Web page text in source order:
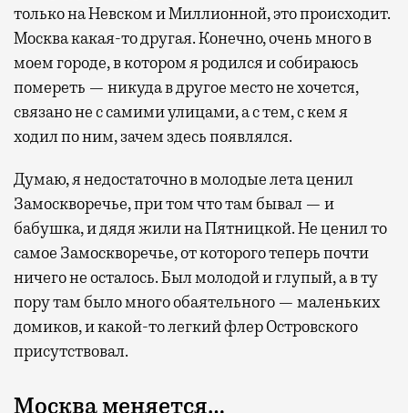
только на Невском и Миллионной, это происходит.
Москва какая-то другая. Конечно, очень много в
моем городе, в котором я родился и собираюсь
помереть — никуда в другое место не хочется,
связано не с самими улицами, а с тем, с кем я
ходил по ним, зачем здесь появлялся.
Думаю, я недостаточно в молодые лета ценил
Замоскворечье, при том что там бывал — и
бабушка, и дядя жили на Пятницкой. Не ценил то
самое Замоскворечье, от которого теперь почти
ничего не осталось. Был молодой и глупый, а в ту
пору там было много обаятельного — маленьких
домиков, и какой-то легкий флер Островского
присутствовал.
Москва меняется…